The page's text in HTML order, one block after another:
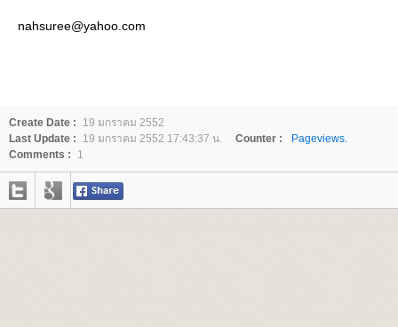
nahsuree@yahoo.com
Create Date :
19 มกราคม 2552
Last Update :
19 มกราคม 2552 17:43:37 น. Counter :
Pageviews.
Comments :
1